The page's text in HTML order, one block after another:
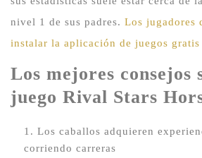
nivel 1 de sus padres. Los jugadores
instalar la aplicación de juegos gratis
Los mejores consejos
juego Rival Stars
Los caballos adquieren
corriendo carreras